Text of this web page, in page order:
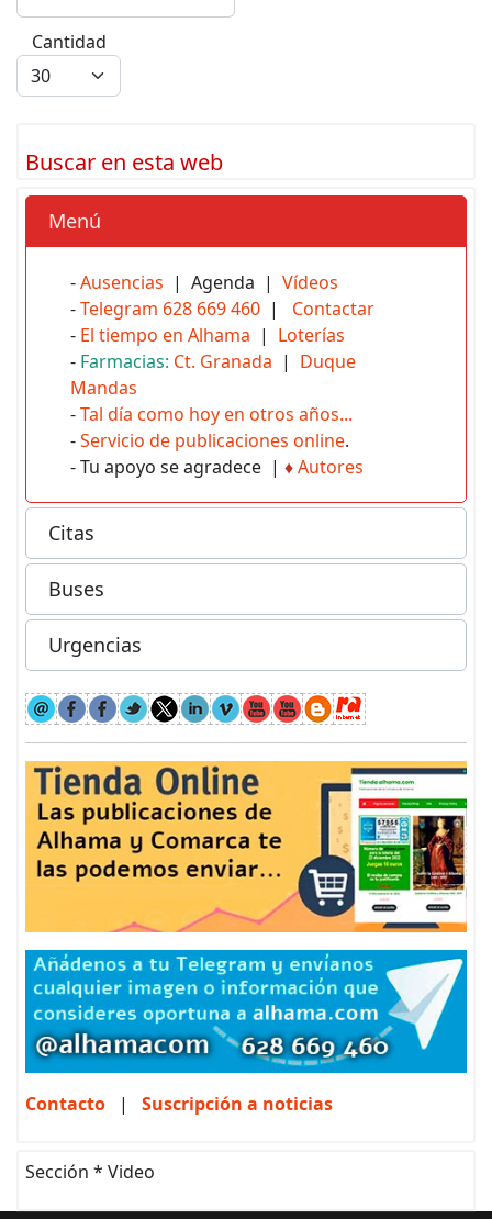
Cantidad
Buscar en esta web
Menú
-Ausencias | Agenda | Vídeos
-Telegram 628 669 460 | Contactar
- El tiempo en Alhama | Loterías
- Farmacias: Ct. Granada | Duque
Mandas
-Tal día como hoy en otros años...
-Servicio de publicaciones online.
- Tu apoyo se agradece | ♦Autores
Citas
Buses
Urgencias
Contacto | Suscripción a noticias
Sección * Video